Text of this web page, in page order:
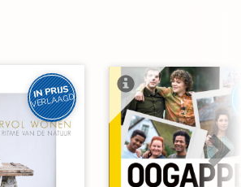
IN PRIJS
VERLAAGD